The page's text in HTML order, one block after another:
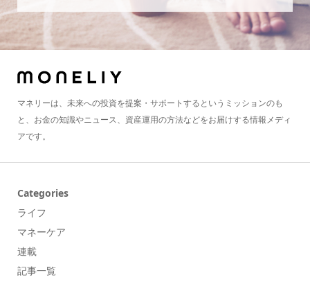
マネリーは、未来への投資を提案・サポートするというミッションのも
と、お金の知識やニュース、資産運用の方法などをお届けする情報メディ
アです。
Categories
ライフ
マネーケア
連載
記事一覧